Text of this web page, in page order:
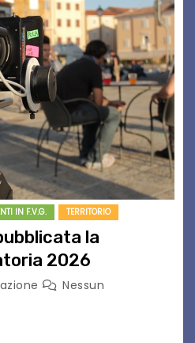
IN F.V.G. TERRITORIO
la
2026
Nessun